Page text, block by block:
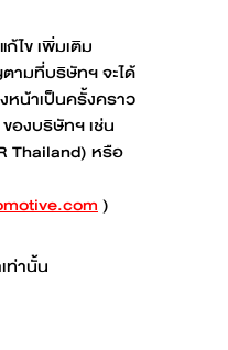
ไข เพิ่มเติม
ามที่บริษัทฯ จะได้
หน้าเป็นครั้งคราว
องบริษัทฯ เช่น
Thailand) หรือ
)
ท่านั้น